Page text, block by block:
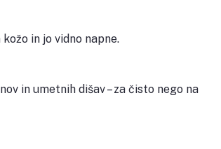
in jo vidno napne.
in umetnih dišav – za čisto nego na